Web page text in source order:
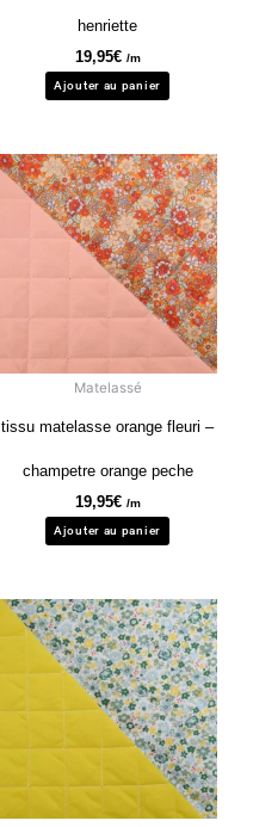
henriette
19,95€ /m
Ajouter au panier
Matelassé
tissu matelasse orange fleuri –
champetre orange peche
19,95€ /m
Ajouter au panier